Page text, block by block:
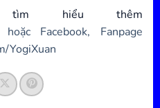
hiểu thêm
Facebook, Fanpage
YogiXuan